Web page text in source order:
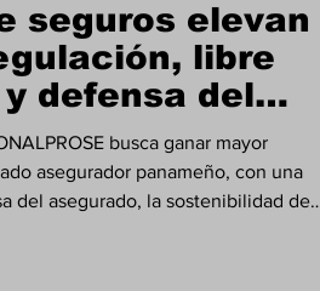
seguros elevan
libre
defensa del
busca ganar mayor
asegurador panameño, con una
del asegurado, la sostenibilidad del